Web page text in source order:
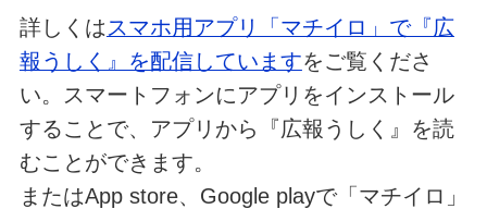
詳しくは スマホ用アプリ「マチイロ」で『広
報うしく』を配信していますをご覧くださ
い。スマートフォンにアプリをインストール
することで、アプリから『広報うしく』を読
むことができます。
またはApp store、Google playで「マチイロ」